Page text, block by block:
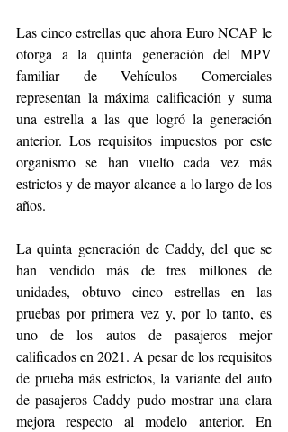
Las cinco estrellas que ahora Euro NCAP le
otorga a la quinta generación del MPV
familiar de Vehículos Comerciales
representan la máxima calificación y suma
una estrella a las que logró la generación
anterior. Los requisitos impuestos por este
organismo se han vuelto cada vez más
estrictos y de mayor alcance a lo largo de los
años.
La quinta generación de Caddy, del que se
han vendido más de tres millones de
unidades, obtuvo cinco estrellas en las
pruebas por primera vez y, por lo tanto, es
uno de los autos de pasajeros mejor
calificados en 2021. A pesar de los requisitos
de prueba más estrictos, la variante del auto
de pasajeros Caddy pudo mostrar una clara
mejora respecto al modelo anterior. En